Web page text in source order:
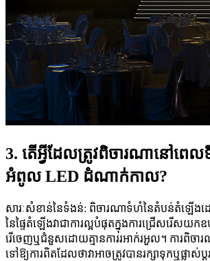
3. តើអ្វីដែលត្រូវពិចារណានៅពេ
អំពូល LED ដំណាក់កាល?
សារៈសំខាន់នៃទំងន់: ពិចារណាទំហំនៃតំបន់តំឡើងដ
នៃផ្ទៃតំឡើងវាជាការល្អបំផុតក្នុងការជ្រើសរើសយ
រើចេញឬជំនួសដោយគ្មានការរអាក់រអួល។ ការពិចារ
ទៅឱ្យការពិតដែលថាវាអាចត្រូវបានរក្សាទុកឬផ្លាស់